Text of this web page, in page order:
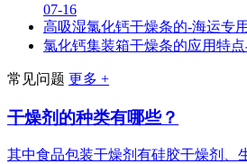
07-16
高吸湿氯化钙干燥条的-海运专用
氯化钙集装箱干燥条的应用特
常见问题 更多 +
干燥剂的种类有哪些？
其中食品包装干燥剂有硅胶干燥剂、